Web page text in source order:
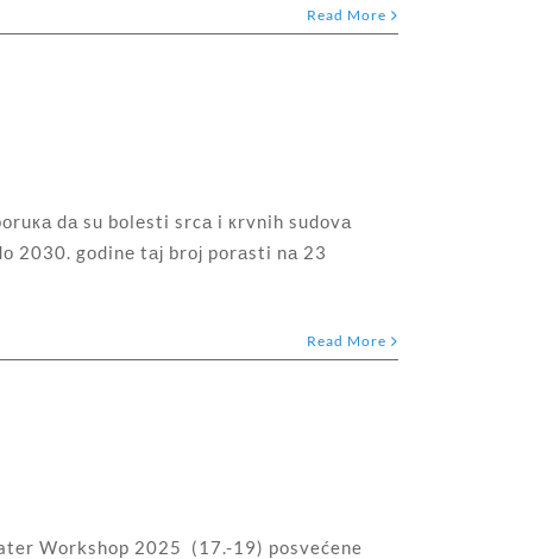
Read More
dа su bоlеsti srcа i кrvnih sudоvа
2030. gоdinе tај brој pоrаsti nа 23
Read More
Workshop 2025 (17.-19) posvećene